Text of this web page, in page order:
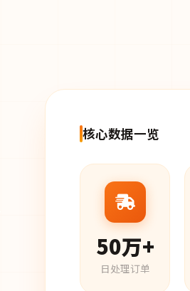
核心数据一览
50万+
日处理订单